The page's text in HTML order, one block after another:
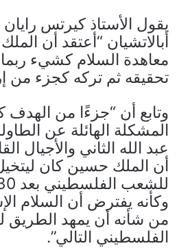
يقول الأستاذ كيرتس
أبالاتشيان “أعتقد أن
معاهدة السلام كشيء
تحقيقه ثم تركه كجزء من
وتابع أن “جزءًا من الهدف
المشكلة الهائلة عن
عبد الله الثاني والأجيال
أن الملك حسين كان
وكأنه يفترض أن السلام
من شأنه أن يمهد الطريق
الفلسطيني التالي”.